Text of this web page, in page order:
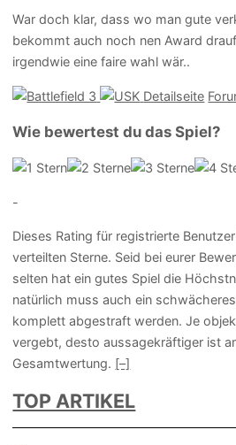
War doch klar, dass wo man gute
bekommt auch noch nen Award
irgendwie eine faire wahl wär..
Detailseite
Wie bewertest du das Spiel?
-
Dieses Rating für registrierte
verteilten Sterne. Seid bei eurer
selten hat ein gutes Spiel die
natürlich muss auch ein
komplett abgestraft werden. Je
vergebt, desto aussagekräftiger ist
Gesamtwertung. [–]
TOP ARTIKEL